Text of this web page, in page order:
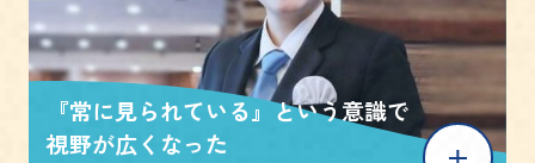
『常に見られている』という意識で
視野が広くなった